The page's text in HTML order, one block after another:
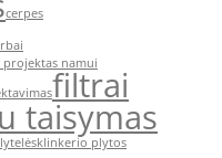
cerpes
projektas namui
filtrai
taisymas
klinkerio plytos